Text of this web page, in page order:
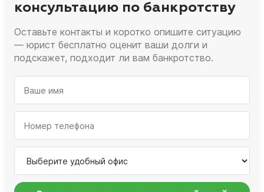
консультацию по банкротству
Оставьте контакты и коротко опишите ситуацию
— юрист бесплатно оценит ваши долги и
подскажет, подходит ли вам банкротство.